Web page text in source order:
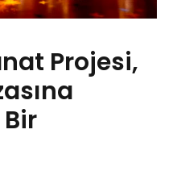
Projesi,